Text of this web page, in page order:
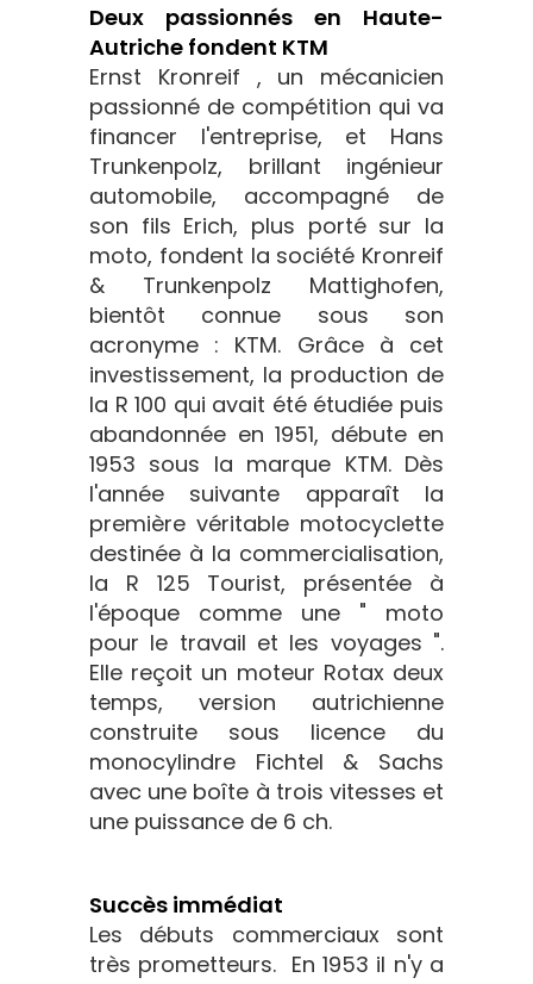
Deux passionnés en Haute-
Autriche fondent KTM
Ernst Kronreif , un mécanicien
passionné de compétition qui va
financer l'entreprise, et Hans
Trunkenpolz, brillant ingénieur
automobile, accompagné de
son fils Erich, plus porté sur la
moto, fondent la société Kronreif
& Trunkenpolz Mattighofen,
bientôt connue sous son
acronyme : KTM. Grâce à cet
investissement, la production de
la R 100 qui avait été étudiée puis
abandonnée en 1951, débute en
1953 sous la marque KTM. Dès
l'année suivante apparaît la
première véritable motocyclette
destinée à la commercialisation,
la R 125 Tourist, présentée à
l'époque comme une " moto
pour le travail et les voyages ".
Elle reçoit un moteur Rotax deux
temps, version autrichienne
construite sous licence du
monocylindre Fichtel & Sachs
avec une boîte à trois vitesses et
une puissance de 6 ch.
Succès immédiat
Les débuts commerciaux sont
très prometteurs. En 1953 il n'y a